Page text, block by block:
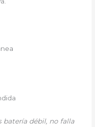
batería débil, no falla